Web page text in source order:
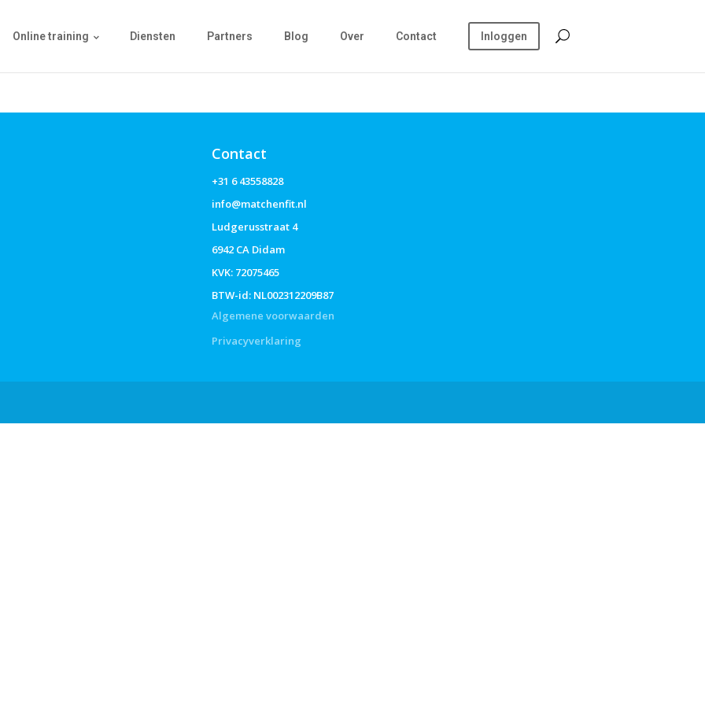
Online training Diensten Partners Blog Over Contact Inloggen
Contact
+31 6 43558828
info@matchenfit.nl
Ludgerusstraat 4
6942 CA Didam
KVK: 72075465
BTW-id: NL002312209B87
Algemene voorwaarden
Privacyverklaring